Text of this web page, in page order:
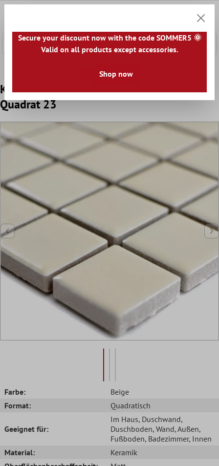
Keramik Mosaikfliesen Adrian Beige Matt
Quadrat 23
Farbe:
Beige
Format:
Quadratisch
Geeignet für:
Im Haus, Duschwand,
Duschboden, Wand, Außen,
Fußboden, Badezimmer, Innen
Material:
Keramik
Secure your discount now with the code SOMMER5 🌞
Valid on all products except accessories.
Shop now